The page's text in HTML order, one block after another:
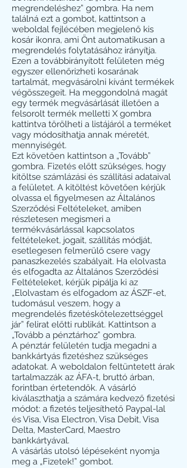
megrendeléshez” gombra. Ha nem
találná ezt a gombot, kattintson a
weboldal fejlécében megjelenő kis
kosár ikonra, ami Önt automatikusan a
megrendelés folytatásához irányítja.
Ezen a továbbirányított felületen még
egyszer ellenőrizheti kosarának
tartalmát, megvásárolni kívánt termékek
végösszegeit. Ha meggondolná magát
egy termék megvásárlását illetően a
felsorolt termék melletti X gombra
kattintva törölheti a listájáról a terméket
vagy módosíthatja annak méretét,
mennyiségét.
Ezt követően kattintson a „Tovább”
gombra. Fizetés előtt szükséges, hogy
kitöltse számlázási és szállítási adataival
a felületet. A kitöltést követően kérjük
olvassa el figyelmesen az Általános
Szerződési Feltételeket, amiben
részletesen megismeri a
termékvásárlással kapcsolatos
feltételeket, jogait, szállítás módját,
esetlegesen felmerülő csere vagy
panaszkezelés szabályait. Ha elolvasta
és elfogadta az Általános Szerződési
Feltételeket, kérjük pipálja ki az
„Elolvastam és elfogadom az ÁSZF-et,
tudomásul veszem, hogy a
megrendelés fizetéskötelezettséggel
jár” felirat előtti rublikát. Kattintson a
„Tovább a pénztárhoz” gombra.
A pénztár felületén tudja megadni a
bankkártyás fizetéshez szükséges
adatokat. A weboldalon feltüntetett árak
tartalmazzák az ÁFA-t, bruttó árban,
forintban értetendők. A vásárló
kiválaszthatja a számára kedvező fizetési
módot: a fizetés teljesíthető Paypal-lal
és Visa, Visa Electron, Visa Debit, Visa
Delta, MasterCard, Maestro
bankkártyával.
A vásárlás utolsó lépéseként nyomja
meg a „Fizetek!” gombot.